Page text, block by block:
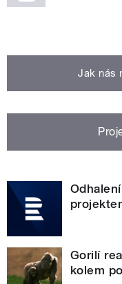
Jak nás
Gorilí
kolem